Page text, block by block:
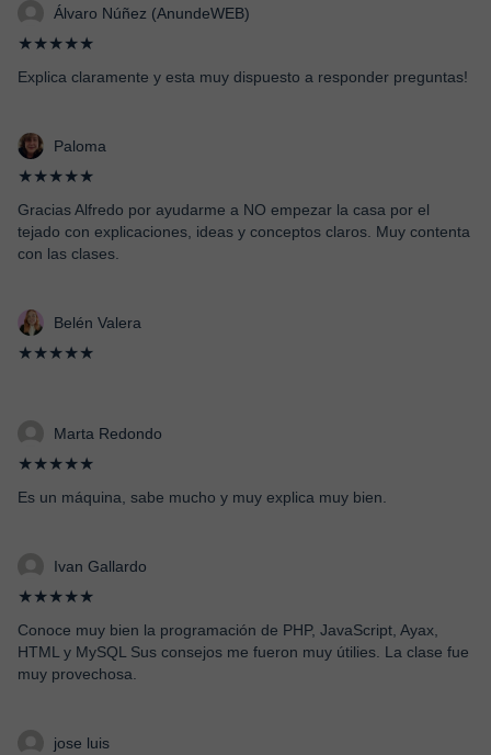
Álvaro Núñez (AnundeWEB)
★★★★★
Explica claramente y esta muy dispuesto a responder preguntas!
Paloma
★★★★★
Gracias Alfredo por ayudarme a NO empezar la casa por el
tejado con explicaciones, ideas y conceptos claros. Muy contenta
con las clases.
Belén Valera
★★★★★
Marta Redondo
★★★★★
Es un máquina, sabe mucho y muy explica muy bien.
Ivan Gallardo
★★★★★
Conoce muy bien la programación de PHP, JavaScript, Ayax,
HTML y MySQL Sus consejos me fueron muy útilies. La clase fue
muy provechosa.
jose luis